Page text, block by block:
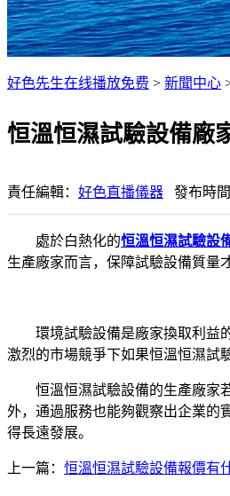
好色先生在线播放免费 > 新聞中心
恒溫恒濕試驗設備廠
責任編輯： 好色直播儀器 發布時
處於白熱化的恒溫恒濕試驗設
生產廠家而言，保障試驗設備質量
環境試驗設備是廠家換取利益的
激烈的市場競爭下如果恒溫恒濕試
恒溫恒濕試驗設備的生產廠家若
外，通過服務也能夠觀察出企業的
得長遠發展。
上一篇： 恒溫恒濕試驗設備報價有